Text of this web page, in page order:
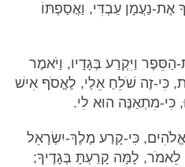
אֶת-נַעֲמָן עַבְדִּי, וַאֲסַפְתּוֹ
וַיִּקְרַע בְּגָדָיו, וַיֹּאמֶר
כִּי-זֶה שֹׁלֵחַ אֵלַי, לֶאֱסֹף אִישׁ
כִּי-מִתְאַנֶּה הוּא לִי.
כִּי-קָרַע מֶלֶךְ-יִשְׂרָאֵל
לֵאמֹר, לָמָּה קָרַעְתָּ בְּגָדֶיךָ;